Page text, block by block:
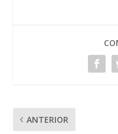
ANTERIOR